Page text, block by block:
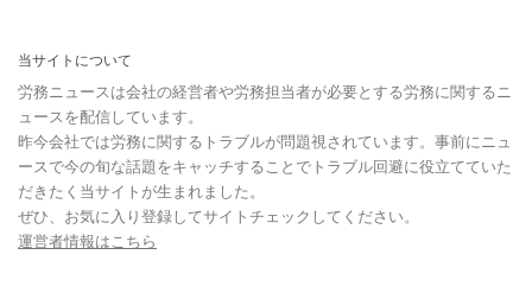
当サイトについて
労務ニュースは会社の経営者や労務担当者が必要とする労務に関するニ
ュースを配信しています。
昨今会社では労務に関するトラブルが問題視されています。事前にニュ
ースで今の旬な話題をキャッチすることでトラブル回避に役立てていた
だきたく当サイトが生まれました。
ぜひ、お気に入り登録してサイトチェックしてください。
運営者情報はこちら